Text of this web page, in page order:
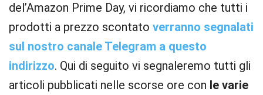
del’Amazon Prime Day, vi ricordiamo che tutti i
prodotti a prezzo scontato verranno segnalati
sul nostro canale Telegram a questo
indirizzo. Qui di seguito vi segnaleremo tutti gli
articoli pubblicati nelle scorse ore con le varie